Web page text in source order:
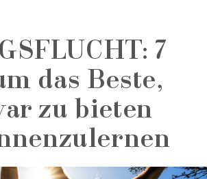
7
das Beste,
zu bieten